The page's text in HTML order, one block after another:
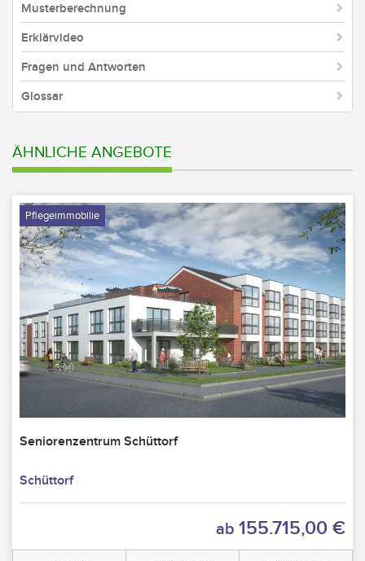
Musterberechnung
Erklärvideo
Fragen und Antworten
Glossar
ÄHNLICHE ANGEBOTE
Pflegeimmobilie
Seniorenzentrum Schüttorf
Schüttorf
ab 155.715,00 €